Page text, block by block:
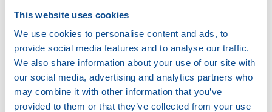
This website uses cookies
We use cookies to personalise content and ads, to
provide social media features and to analyse our traffic.
We also share information about your use of our site with
our social media, advertising and analytics partners who
may combine it with other information that you’ve
provided to them or that they’ve collected from your use
Cu ajutorul soluțiilor noastre inteligente,
personalului calificat și expertizei unice în domeniu,
companiile își eficientizează gestionarea fluxurilor
de numerar și se pot concentra pe activitățile
generatoare de venituri.